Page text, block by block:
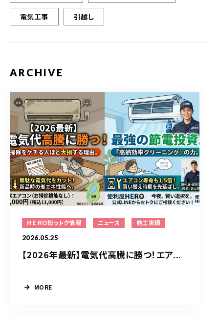
電気工事 引越し
ARCHIVE
ＨＥＲＯ知っトク情報 ニュース 施工実績
2026.05.25
【2026年最新】電気代高騰に勝つ！エア...
MORE